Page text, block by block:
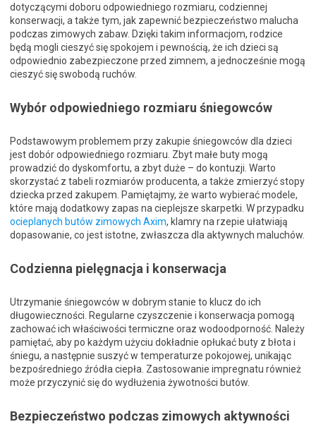
dotyczącymi doboru odpowiedniego rozmiaru, codziennej
konserwacji, a także tym, jak zapewnić bezpieczeństwo malucha
podczas zimowych zabaw. Dzięki takim informacjom, rodzice
będą mogli cieszyć się spokojem i pewnością, że ich dzieci są
odpowiednio zabezpieczone przed zimnem, a jednocześnie mogą
cieszyć się swobodą ruchów.
Wybór odpowiedniego rozmiaru śniegowców
Podstawowym problemem przy zakupie śniegowców dla dzieci
jest dobór odpowiedniego rozmiaru. Zbyt małe buty mogą
prowadzić do dyskomfortu, a zbyt duże – do kontuzji. Warto
skorzystać z tabeli rozmiarów producenta, a także zmierzyć stopy
dziecka przed zakupem. Pamiętajmy, że warto wybierać modele,
które mają dodatkowy zapas na cieplejsze skarpetki. W przypadku
ocieplanych butów zimowych Axim, klamry na rzepie ułatwiają
dopasowanie, co jest istotne, zwłaszcza dla aktywnych maluchów.
Codzienna pielęgnacja i konserwacja
Utrzymanie śniegowców w dobrym stanie to klucz do ich
długowieczności. Regularne czyszczenie i konserwacja pomogą
zachować ich właściwości termiczne oraz wodoodporność. Należy
pamiętać, aby po każdym użyciu dokładnie opłukać buty z błota i
śniegu, a następnie suszyć w temperaturze pokojowej, unikając
bezpośredniego źródła ciepła. Zastosowanie impregnatu również
może przyczynić się do wydłużenia żywotności butów.
Bezpieczeństwo podczas zimowych aktywności